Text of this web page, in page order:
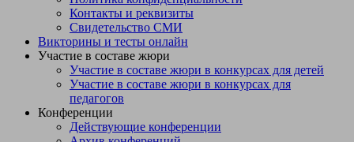
Контакты и реквизиты
Свидетельство СМИ
Викторины и тесты онлайн
Участие в составе жюри
Участие в составе жюри в конкурсах для детей
Участие в составе жюри в конкурсах для
педагогов
Конференции
Действующие конференции